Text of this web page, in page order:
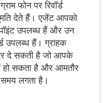
फोन पर रिवॉर्ड
देते हैं। एजेंट आपको
पॉइंट उपलब्ध हैं और उन
उपलब्ध हैं। ग्राहक
दे सकती है जो आपके
सकता है और आमतौर
समय लगता है।